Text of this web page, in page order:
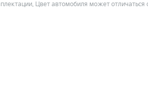
Цвет автомобиля может отличаться